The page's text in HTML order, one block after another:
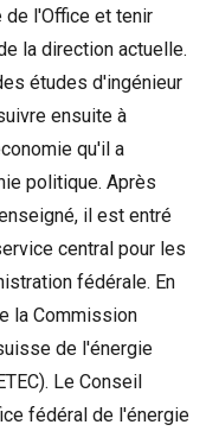
de l'Office et tenir
la direction actuelle.
études d'ingénieur
ensuite à
qu'il a
politique. Après
il est entré
central pour les
fédérale. En
la Commission
de l'énergie
Le Conseil
fédéral de l'énergie